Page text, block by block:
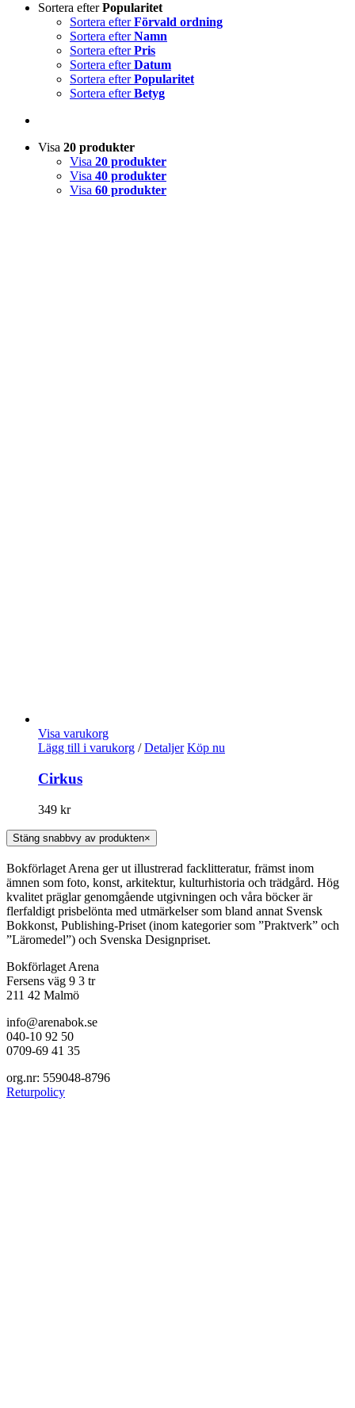
Sortera efterPopularitet
Sortera efterFörvald ordning
Sortera efterNamn
Sortera efterPris
Sortera efterDatum
Sortera efterPopularitet
Sortera efterBetyg
Visa 20 produkter
Visa 20 produkter
Visa 40 produkter
Visa 60 produkter
Visa varukorg
Lägg till i varukorg / Detaljer Köp nu
Cirkus
349 kr
Stäng snabbvy av produkten×
Bokförlaget Arena ger ut illustrerad facklitteratur, främst inom
ämnen som foto, konst, arkitektur, kulturhistoria och trädgård. Hög
kvalitet präglar genomgående utgivningen och våra böcker är
flerfaldigt prisbelönta med utmärkelser som bland annat Svensk
Bokkonst, Publishing-Priset (inom kategorier som ”Praktverk” och
”Läromedel”) och Svenska Designpriset.
Bokförlaget Arena
Fersens väg 9 3 tr
211 42 Malmö
info@arenabok.se
040-10 92 50
0709-69 41 35
org.nr: 559048-8796
Returpolicy